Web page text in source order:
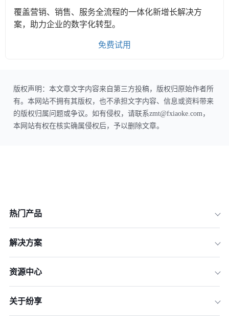
覆盖营销、销售、服务全流程的一体化新增长解决方
案，助力企业的数字化转型。
免费试用
版权声明：本文章文字内容来自第三方投稿，版权归原始作者所
有。本网站不拥有其版权，也不承担文字内容、信息或资料带来
的版权归属问题或争议。如有侵权，请联系zmt@fxiaoke.com，
本网站有权在核实确属侵权后，予以删除文章。
热门产品
解决方案
资源中心
关于纷享